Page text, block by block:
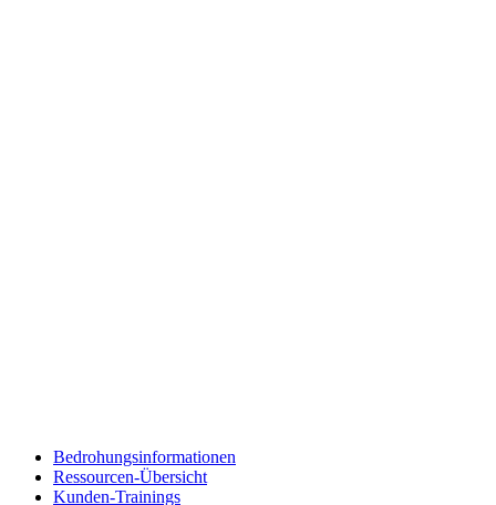
Bedrohungsinformationen
Ressourcen-Übersicht
Kunden-Trainings